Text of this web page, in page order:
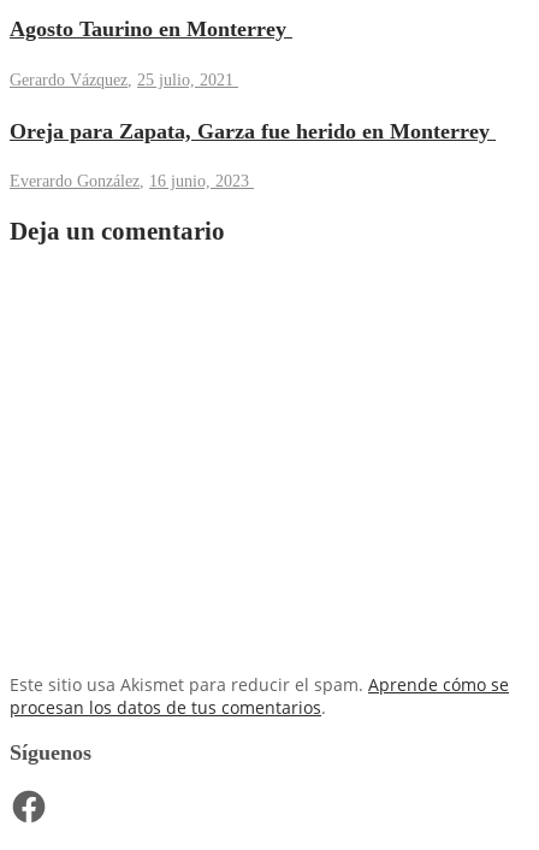
Agosto Taurino en Monterrey
Gerardo Vázquez 25 julio, 2021
Oreja para Zapata, Garza fue herido en Monterrey
Everardo González, 16 junio, 2023
Deja un comentario
Este sitio usa Akismet para reducir el spam. Aprende cómo se
procesan los datos de tus comentarios.
Síguenos
Facebook